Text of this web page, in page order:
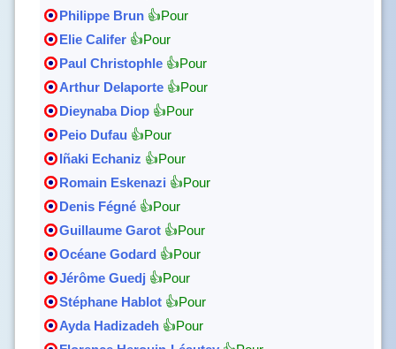
Philippe Brun 👍Pour
Elie Califer 👍Pour
Paul Christophle 👍Pour
Arthur Delaporte 👍Pour
Dieynaba Diop 👍Pour
Peio Dufau 👍Pour
Iñaki Echaniz 👍Pour
Romain Eskenazi 👍Pour
Denis Fégné 👍Pour
Guillaume Garot 👍Pour
Océane Godard 👍Pour
Jérôme Guedj 👍Pour
Stéphane Hablot 👍Pour
Ayda Hadizadeh 👍Pour